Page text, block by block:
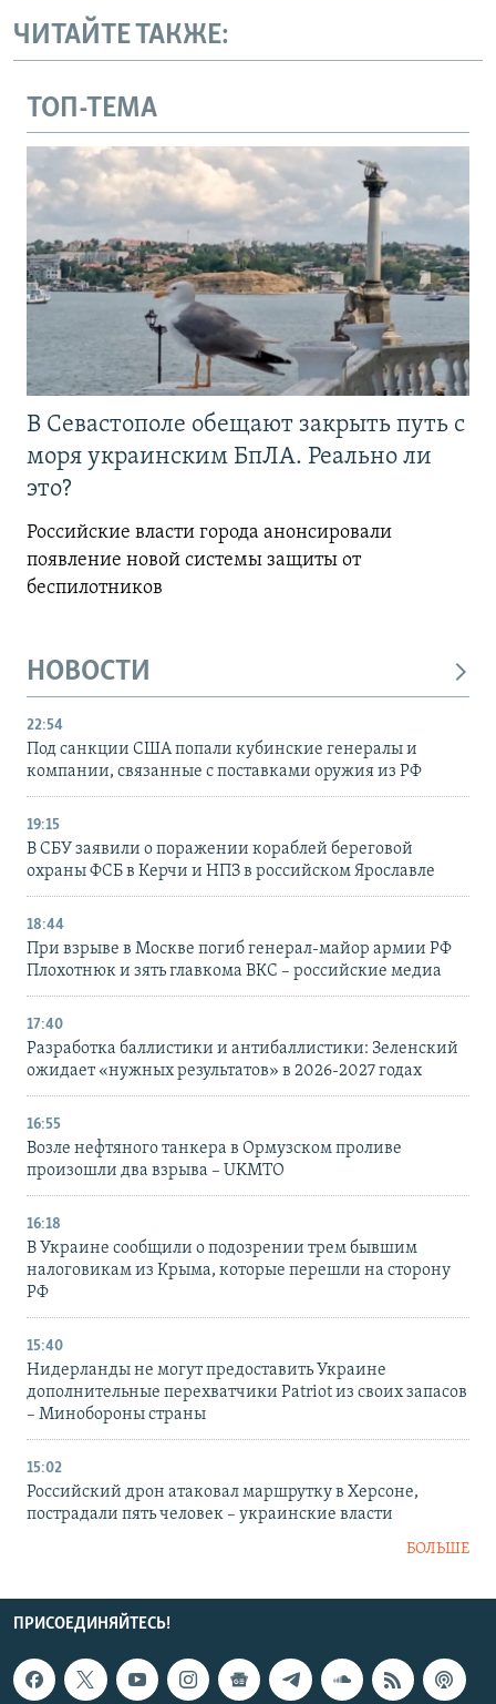
ЧИТАЙТЕ ТАКЖЕ:
ТОП-ТЕМА
В Севастополе обещают закрыть путь с
моря украинским БпЛА. Реально ли
это?
Российские власти города анонсировали
появление новой системы защиты от
беспилотников
НОВОСТИ
22:54
Под санкции США попали кубинские генералы и
компании, связанные с поставками оружия из РФ
19:15
В СБУ заявили о поражении кораблей береговой
охраны ФСБ в Керчи и НПЗ в российском Ярославле
18:44
При взрыве в Москве погиб генерал-майор армии РФ
Плохотнюк и зять главкома ВКС – российские медиа
17:40
Разработка баллистики и антибаллистики: Зеленский
ожидает «нужных результатов» в 2026-2027 годах
16:55
Возле нефтяного танкера в Ормузском проливе
произошли два взрыва – UKMTO
16:18
В Украине сообщили о подозрении трем бывшим
налоговикам из Крыма, которые перешли на сторону
РФ
15:40
Нидерланды не могут предоставить Украине
дополнительные перехватчики Patriot из своих запасов
– Минобороны страны
15:02
Российский дрон атаковал маршрутку в Херсоне,
пострадали пять человек – украинские власти
БОЛЬШЕ
ПРИСОЕДИНЯЙТЕСЬ!